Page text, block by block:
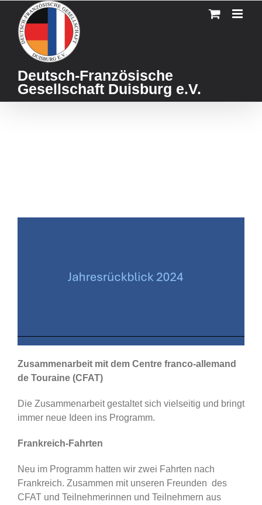
content
Deutsch-Französische
Gesellschaft Duisburg e.V.
Zusammenarbeit mit dem Centre franco-allemand
de Touraine (CFAT)
Die Zusammenarbeit gestaltet sich vielseitig und bringt
immer neue Ideen ins Programm.
Frankreich-Fahrten
Neu im Programm hatten wir zwei Fahrten nach
Frankreich. Zusammen mit unseren Freunden des
CFAT und Teilnehmerinnen und Teilnehmern aus